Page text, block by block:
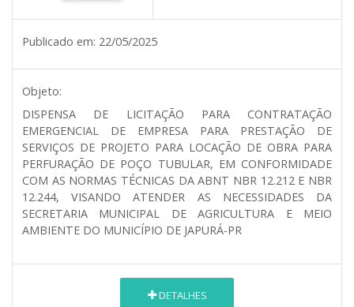
Publicado em: 22/05/2025
Objeto:
DISPENSA DE LICITAÇÃO PARA CONTRATAÇÃO
EMERGENCIAL DE EMPRESA PARA PRESTAÇÃO DE
SERVIÇOS DE PROJETO PARA LOCAÇÃO DE OBRA PARA
PERFURAÇÃO DE POÇO TUBULAR, EM CONFORMIDADE
COM AS NORMAS TÉCNICAS DA ABNT NBR 12.212 E NBR
12.244, VISANDO ATENDER AS NECESSIDADES DA
SECRETARIA MUNICIPAL DE AGRICULTURA E MEIO
AMBIENTE DO MUNICÍPIO DE JAPURÁ-PR
DETALHES